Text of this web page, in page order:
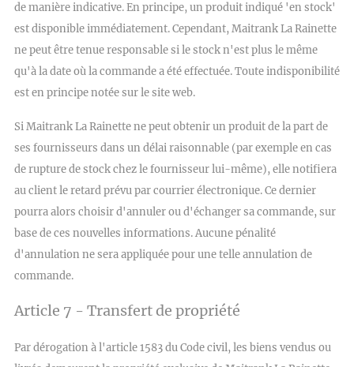
de manière indicative. En principe, un produit indiqué 'en stock'
est disponible immédiatement. Cependant, Maitrank La Rainette
ne peut être tenue responsable si le stock n'est plus le même
qu'à la date où la commande a été effectuée. Toute indisponibilité
est en principe notée sur le site web.
Si Maitrank La Rainette ne peut obtenir un produit de la part de
ses fournisseurs dans un délai raisonnable (par exemple en cas
de rupture de stock chez le fournisseur lui-même), elle notifiera
au client le retard prévu par courrier électronique. Ce dernier
pourra alors choisir d'annuler ou d'échanger sa commande, sur
base de ces nouvelles informations. Aucune pénalité
d'annulation ne sera appliquée pour une telle annulation de
commande.
Article 7 - Transfert de propriété
Par dérogation à l'article 1583 du Code civil, les biens vendus ou